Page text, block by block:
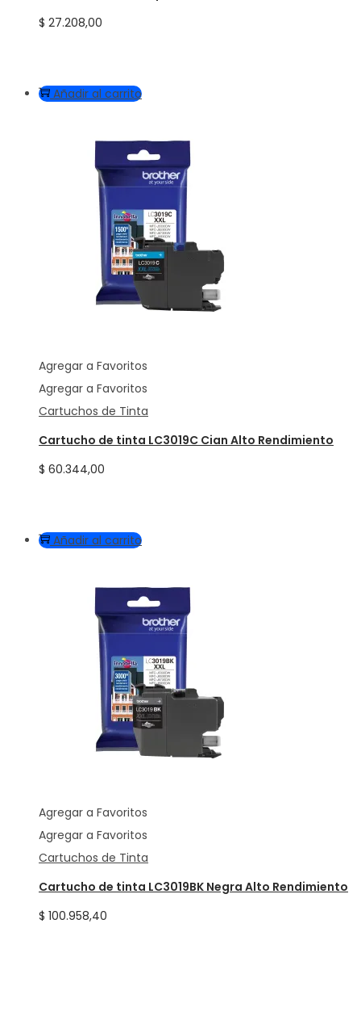
$ 27.208,00
Añadir al carrito
Agregar a Favoritos
Agregar a Favoritos
Cartuchos de Tinta
Cartucho de tinta LC3019C Cian Alto Rendimiento
$ 60.344,00
Añadir al carrito
Agregar a Favoritos
Agregar a Favoritos
Cartuchos de Tinta
Cartucho de tinta LC3019BK Negra Alto Rendimiento
$ 100.958,40